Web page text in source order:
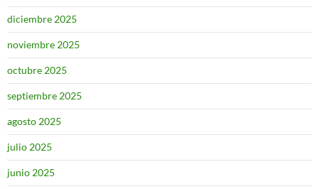
diciembre 2025
noviembre 2025
octubre 2025
septiembre 2025
agosto 2025
julio 2025
junio 2025